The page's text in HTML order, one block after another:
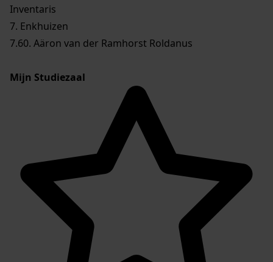
Inventaris
7. Enkhuizen
7.60. Aäron van der Ramhorst Roldanus
Mijn Studiezaal